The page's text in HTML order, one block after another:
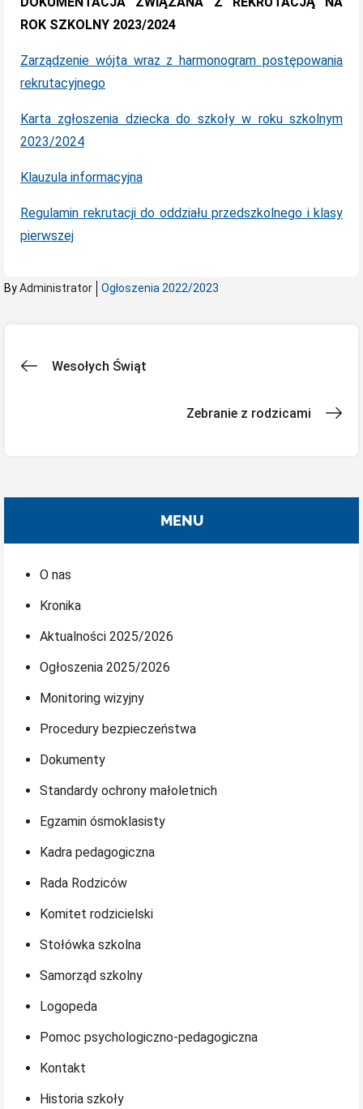
ROK SZKOLNY 2023/2024
Zarządzenie wójta wraz z harmonogram postępowania
rekrutacyjnego
Karta zgłoszenia dziecka do szkoły w roku szkolnym
2023/2024
Klauzula informacyjna
Regulamin rekrutacji do oddziału przedszkolnego i klasy
pierwszej
ByAdministrator Ogłoszenia 2022/2023
Nawigacja
Wesołych Świąt
Zebranie z rodzicami
MENU
O nas
Kronika
Aktualności 2025/2026
Ogłoszenia 2025/2026
Monitoring wizyjny
Procedury bezpieczeństwa
Dokumenty
Standardy ochrony małoletnich
Egzamin ósmoklasisty
Kadra pedagogiczna
Rada Rodziców
Komitet rodzicielski
Stołówka szkolna
Samorząd szkolny
Logopeda
Pomoc psychologiczno-pedagogiczna
Kontakt
Historia szkoły